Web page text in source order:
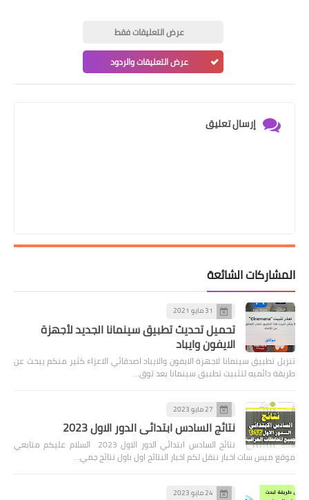
عرض التعليقات فقط
عرض التعليقات والردود
إرسال تعليق
المشاركات الشائعة
31 مايو 2021
تحميل تحديث تطبيق سينمانا الجديد لأجهزة
الايفون وايباد
تنزيل تطبيق سينمانا لاجهزة الايفون والايباد اصدقائي الاعزاء كثير منكم يبحث عن
طريقة دائميه لتثبيت تطبيق سينمانا بعد توق…
27 مايو 2023
نتائج السادس ابتدائي الدور الاول 2023
نتائج السادس ابتدائي الدور الاول 2023 السلام عليكم متابعي
موقع ميس سات اخبار ننقل لكم اخبار النتائج اول باول نتائج جمي…
24 مايو 2023